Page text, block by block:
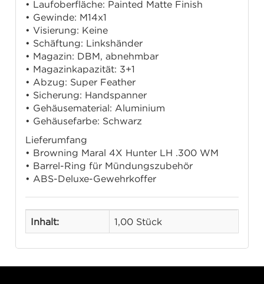
• Laufoberfläche: Painted Matte Finish
• Gewinde: M14x1
• Visierung: Keine
• Schäftung: Linkshänder
• Magazin: DBM, abnehmbar
• Magazinkapazität: 3+1
• Abzug: Super Feather
• Sicherung: Handspanner
• Gehäusematerial: Aluminium
• Gehäusefarbe: Schwarz
Lieferumfang
• Browning Maral 4X Hunter LH .300 WM
• Barrel-Ring für Mündungszubehör
• ABS-Deluxe-Gewehrkoffer
Inhalt: 1,00 Stück